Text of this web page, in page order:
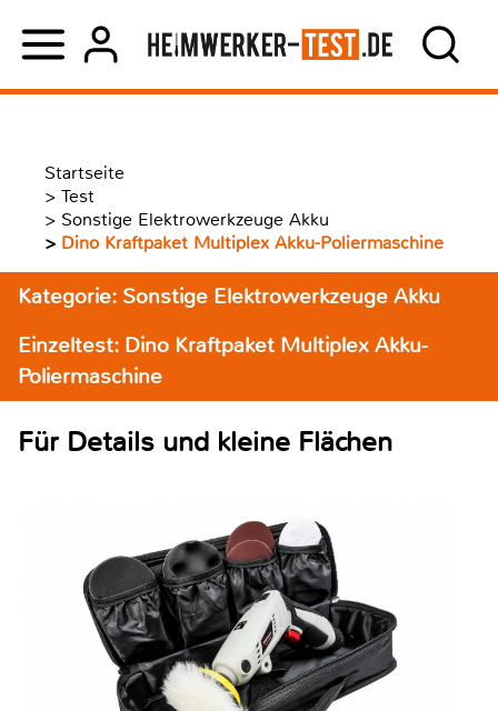
Startseite
> Test
> Sonstige Elektrowerkzeuge Akku
> Dino Kraftpaket Multiplex Akku-Poliermaschine
Kategorie: Sonstige Elektrowerkzeuge Akku
Einzeltest: Dino Kraftpaket Multiplex Akku-
Poliermaschine
Für Details und kleine Flächen